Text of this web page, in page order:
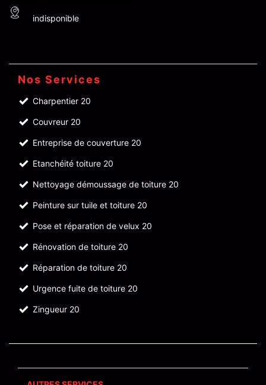
indisponible
Nos Services
Charpentier 20
Couvreur 20
Entreprise de couverture 20
Etanchéité toiture 20
Nettoyage démoussage de toiture 20
Peinture sur tuile et toiture 20
Pose et réparation de velux 20
Rénovation de toiture 20
Réparation de toiture 20
Urgence fuite de toiture 20
Zingueur 20